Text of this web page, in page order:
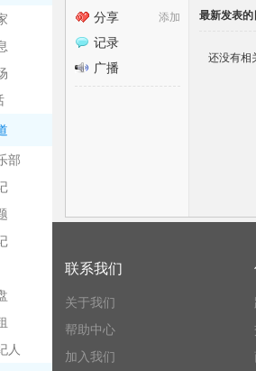
部
人
添加
分享
记录
广播
最新发表的
还没有相
联系我们
关于我们
帮助中心
加入我们